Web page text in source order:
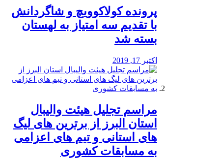
پرونده کولاکوویچ و شاگردانش
با تقدیم سه امتیاز به لهستان
بسته شد
اکتبر 17, 2019
مراسم تجلیل هیئت والیبال
استان البرز از برترین های لیگ
های استانی و تیم های اعزامی
به مسابقات کشوری